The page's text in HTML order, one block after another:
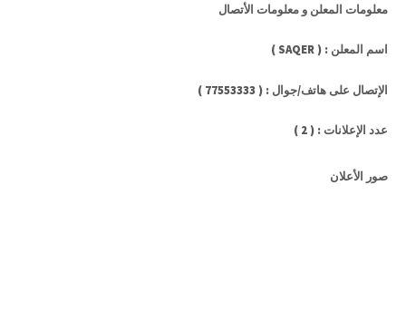
معلومات المعلن و معلومات الأتصال
اسم المعلن : ( SAQER )
الإتصال على هاتف/جوال : ( 77553333 )
عدد الإعلانات : ( 2 )
صور الأعلان